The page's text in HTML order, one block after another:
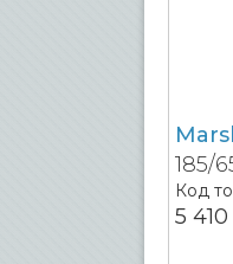
185/
Код
5 410